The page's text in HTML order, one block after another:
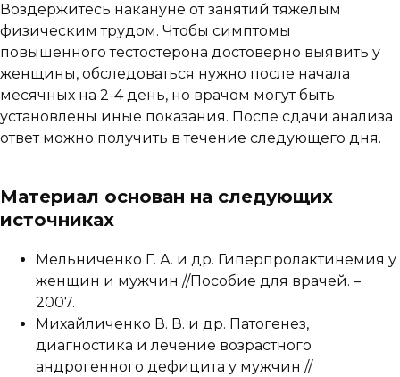
Воздержитесь накануне от занятий тяжёлым
физическим трудом. Чтобы симптомы
повышенного тестостерона достоверно выявить у
женщины, обследоваться нужно после начала
месячных на 2-4 день, но врачом могут быть
установлены иные показания. После сдачи анализа
ответ можно получить в течение следующего дня.
Материал основан на следующих
источниках
Мельниченко Г. А. и др. Гиперпролактинемия у
женщин и мужчин //Пособие для врачей. –
2007.
Михайличенко В. В. и др. Патогенез,
диагностика и лечение возрастного
андрогенного дефицита у мужчин //